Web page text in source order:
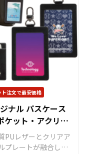
プリントによるフルカ
印刷を採用し、繊細な
ンも鮮やかに再現。
に、極薄のPETフィル
刷面を保護すること
ンクの質感が残ら
沢が美しい高級感の
上がりになります！
必要な資材も豊富に
えているため、お客
ザインを入稿するだ
、オリジナル商品とし
できます。オリジナ
ズの制作やOEMをご
ト注文で最安価格
ナル パスケース
ケット・アクリル
ト仕様）
PUレザーとクリアア
プレートが融合し